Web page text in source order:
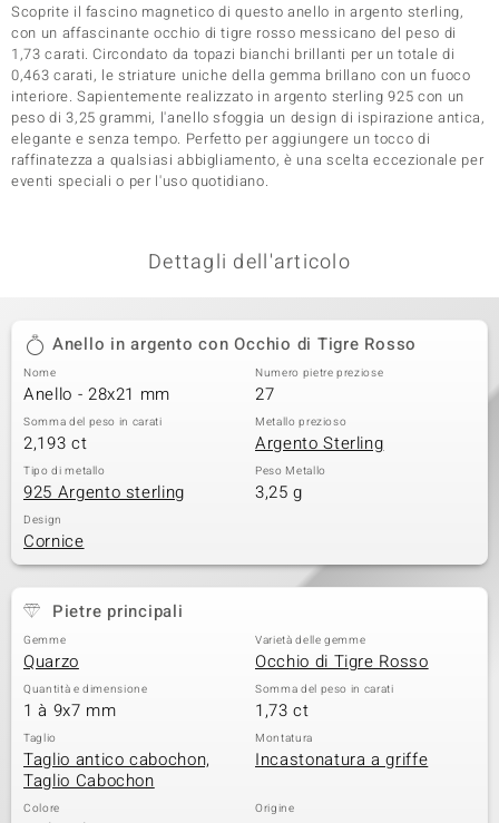
Scoprite il fascino magnetico di questo anello in argento sterling,
con un affascinante occhio di tigre rosso messicano del peso di
1,73 carati. Circondato da topazi bianchi brillanti per un totale di
0,463 carati, le striature uniche della gemma brillano con un fuoco
interiore. Sapientemente realizzato in argento sterling 925 con un
peso di 3,25 grammi, l'anello sfoggia un design di ispirazione antica,
elegante e senza tempo. Perfetto per aggiungere un tocco di
raffinatezza a qualsiasi abbigliamento, è una scelta eccezionale per
eventi speciali o per l'uso quotidiano.
Dettagli dell'articolo
Anello in argento con Occhio di Tigre Rosso
Nome
Anello - 28x21 mm
Numero pietre preziose
27
Somma del peso in carati
2,193 ct
Metallo prezioso
Argento Sterling
Tipo di metallo
925 Argento sterling
Peso Metallo
3,25 g
Design
Cornice
Pietre principali
Gemme
Quarzo
Varietà delle gemme
Occhio di Tigre Rosso
Quantità e dimensione
1 à 9x7 mm
Somma del peso in carati
1,73 ct
Taglio
Taglio antico cabochon,
Taglio Cabochon
Montatura
Incastonatura a griffe
Colore Origine